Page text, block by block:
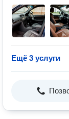
Ещё 3 услуги